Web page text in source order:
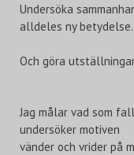
Undersöka
alldeles ny betydelse.
Och göra
Jag målar vad som
undersöker motiven
vänder och vrider på